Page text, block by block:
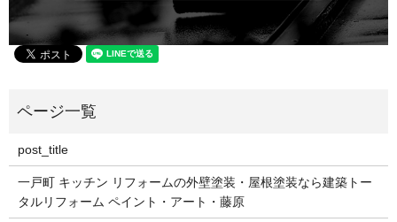
post_title
一戸町 キッチン リフォームの外壁塗装・屋根塗装なら建築トー
タルリフォーム ペイント・アート・藤原